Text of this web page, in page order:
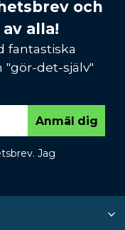
och
alla!
fantastiska
"gör-det-själv"
Anmäl dig
Jag